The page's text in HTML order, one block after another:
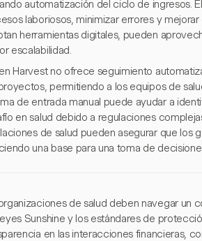
automatización del ciclo de ingresos.
laboriosos, minimizar errores y
herramientas digitales, pueden
escalabilidad.
Harvest no ofrece seguimiento
permitiendo a los equipos de
de entrada manual puede ayudar a
en salud debido a regulaciones
de salud pueden asegurar que
una base para una toma de
de salud deben navegar un
Sunshine y los estándares de
en las interacciones financieras,